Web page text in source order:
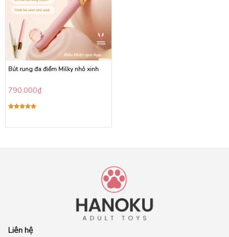
Bút rung đa điểm Milky nhỏ xinh
790.000₫
5 sao
Liên hệ